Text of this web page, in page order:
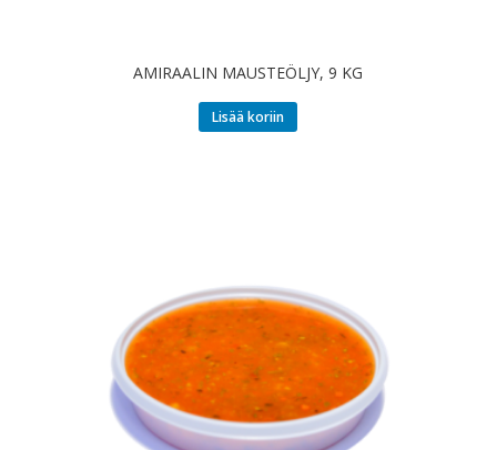
AMIRAALIN MAUSTEÖLJY, 9 KG
Lisää koriin